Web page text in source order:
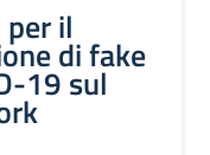
il
di fake
19 sul